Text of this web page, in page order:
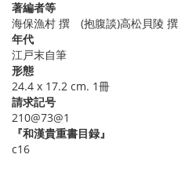
著編者等
海保漁村 撰 (抱腹談)高松貝陵 撰
年代
江戸末自筆
形態
24.4 x 17.2 cm. 1冊
請求記号
210@73@1
『和漢貴重書目録』
c16